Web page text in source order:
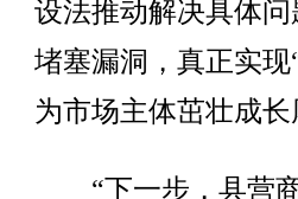
设法推动解决具体
堵塞漏洞，真正实
为市场主体茁壮成长
“下一步，县营商